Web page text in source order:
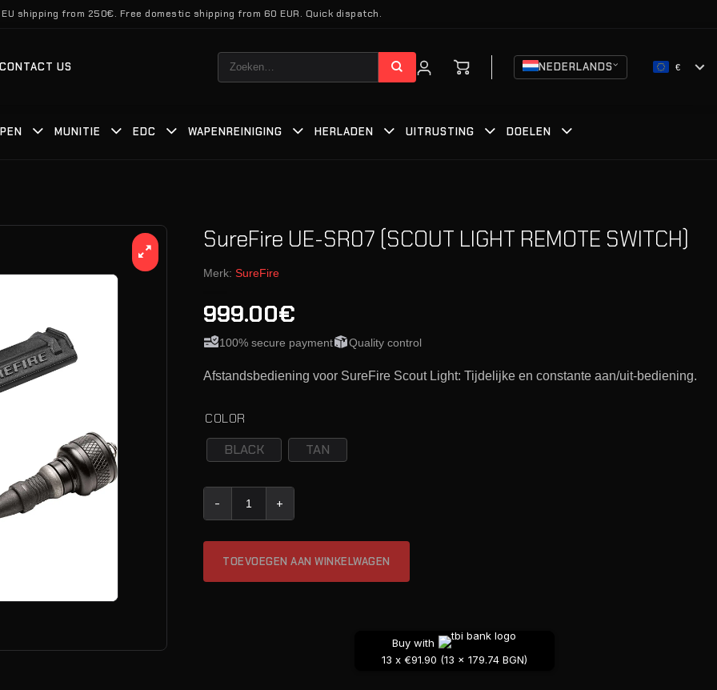
shipping from 250€. Free domestic shipping from 60 EUR. Quick dispatch.
CONTACT US
Zoeken
naar:
NEDERLANDS €
MUNITIE EDC WAPENREINIGING HERLADEN UITRUSTING DOELEN
SureFire UE-SR07 (SCOUT LIGHT REMOTE SWITCH)
Merk: SureFire
999.00€
100% secure payment Quality control
Afstandsbediening voor SureFire Scout Light: Tijdelijke en constante aan/uit-bediening.
COLOR
BLACK
TAN
TOEVOEGEN AAN WINKELWAGEN
Buy with
13 x €91.90 (13 x 179.74 BGN)